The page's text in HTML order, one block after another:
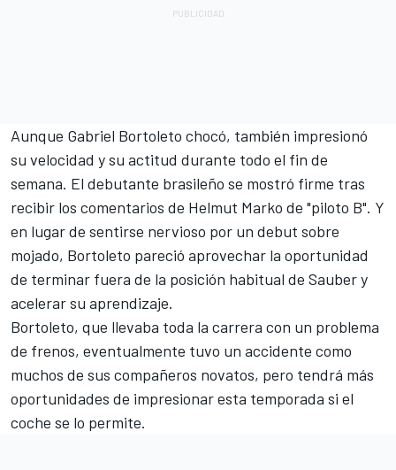
Aunque Gabriel Bortoleto chocó, también impresionó
su velocidad y su actitud durante todo el fin de
semana. El debutante brasileño se mostró firme tras
recibir los comentarios de Helmut Marko de "piloto B". Y
en lugar de sentirse nervioso por un debut sobre
mojado, Bortoleto pareció aprovechar la oportunidad
de terminar fuera de la posición habitual de Sauber y
acelerar su aprendizaje.
Bortoleto, que llevaba toda la carrera con un problema
de frenos, eventualmente tuvo un accidente como
muchos de sus compañeros novatos, pero tendrá más
oportunidades de impresionar esta temporada si el
coche se lo permite.